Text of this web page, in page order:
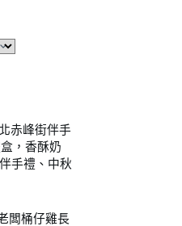
赤峰街伴手
，香酥奶
手禮、中秋
闆桶仔雞長